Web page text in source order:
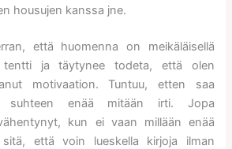
housujen kanssa jne.
että huomenna on meikäläisellä
tentti ja täytynee todeta, että olen
motivaation. Tuntuu, etten saa
suhteen enää mitään irti. Jopa
kun ei vaan millään enää
että voin lueskella kirjoja ilman